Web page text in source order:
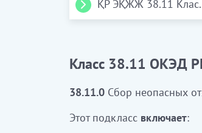
ҚР ЭҚЖЖ 38.11 Клас.
сақтау
бактар,
Класс 38.11 ОКЭД
38.11.0 Сбор неопасных
Этот подкласс включает: